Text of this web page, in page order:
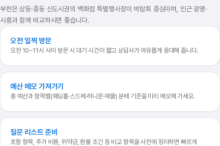
부천은 상동·중동 신도시권의 백화점 특별행사장이 박람회 중심이며, 인근 광명·
시흥과 함께 비교하시면 좋습니다.
오전 일찍 방문
오전 10~11시 사이 방문 시 대기 시간이 짧고 상담사가 여유롭게 응대해 줍니다.
예산 메모 가져가기
총 예산과 항목별(웨딩홀·스드메·허니문·예물) 분배 기준을 미리 메모해 가세요.
질문 리스트 준비
포함 항목, 추가 비용, 위약금, 환불 조건 등 비교 항목을 사전에 정리하면 빠르게